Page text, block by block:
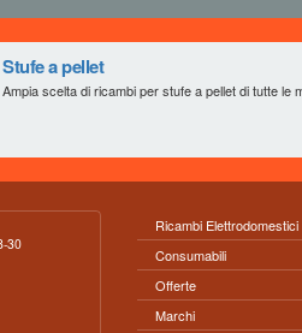
Stufe a pellet
Ampia scelta di ricambi per stufe a pellet di tutte le
30
Ricambi Elettrodomestici
Consumabili
Offerte
Marchi